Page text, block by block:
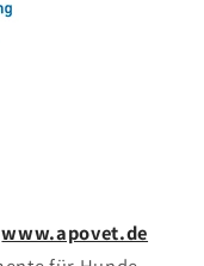
www.apovet.de